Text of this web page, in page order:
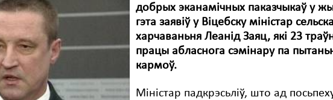
добрых эканамічных паказчыкаў у
гэта заявіў у Віцебску міністар
харчаваньня Леанід Заяц, які 23
працы абласнога сэмінару па
кармоў.
Міністар падкрэсьліў, што ад